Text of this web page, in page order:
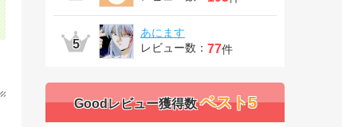
あにます
レビュー数： 77件
Goodレビュー獲得数ベスト5